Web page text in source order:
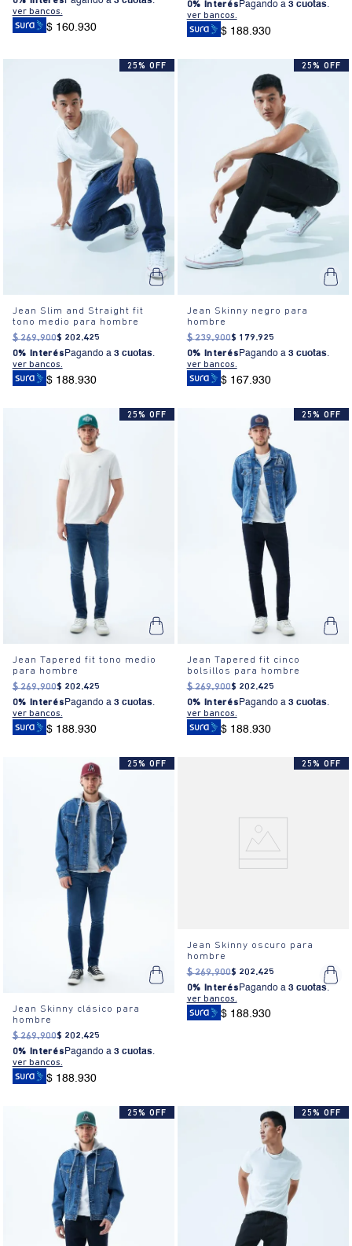
ver bancos.
$ 160.930
0% Interés Pagando a 3 cuotas.
ver bancos.
$ 188.930
25% OFF
Jean Slim and Straight fit
tono medio para hombre
$ 269.900$ 202.425
0% Interés Pagando a 3 cuotas.
ver bancos.
$ 188.930
25% OFF
Jean Skinny negro para
hombre
$ 239.900$ 179.925
0% Interés Pagando a 3 cuotas.
ver bancos.
$ 167.930
25% OFF
Jean Tapered fit tono medio
para hombre
$ 269.900$ 202.425
0% Interés Pagando a 3 cuotas.
ver bancos.
$ 188.930
25% OFF
Jean Tapered fit cinco
bolsillos para hombre
$ 269.900$ 202.425
0% Interés Pagando a 3 cuotas.
ver bancos.
$ 188.930
25% OFF
Jean Skinny clásico para
hombre
$ 269.900$ 202.425
0% Interés Pagando a 3 cuotas.
ver bancos.
$ 188.930
25% OFF
Jean Skinny oscuro para
hombre
$ 269.900$ 202.425
0% Interés Pagando a 3 cuotas.
ver bancos.
$ 188.930
25% OFF 25% OFF